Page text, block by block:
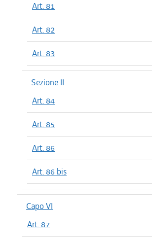
Art. 81
Art. 82
Art. 83
Sezione II
Art. 84
Art. 85
Art. 86
Art. 86 bis
Capo VI
Art. 87